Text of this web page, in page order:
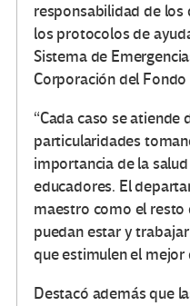
responsabilidad de
los protocolos de
Sistema de
Corporación del
“Cada caso se atiende
particularidades
importancia de la
educadores. El
maestro como el resto
puedan estar y
que estimulen el mejor
Destacó además que